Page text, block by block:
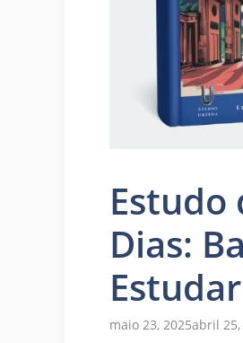
Estudo
Dias:
maio 23, 2025abril 25,